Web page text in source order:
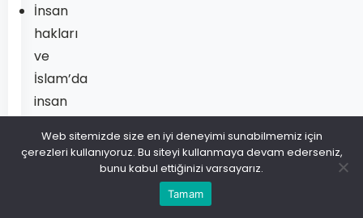
İnsan
hakları
ve
İslam’da
insan
anlayışı
Web sitemizde size en iyi deneyimi sunabilmemiz için
çerezleri kullanıyoruz. Bu siteyi kullanmaya devam ederseniz,
bunu kabul ettiğinizi varsayarız.
Tamam